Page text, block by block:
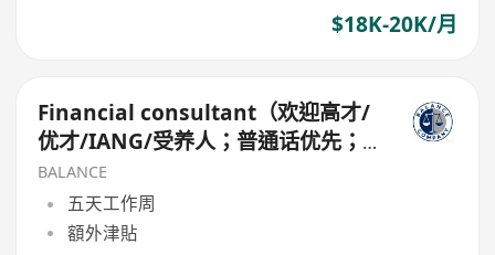
$18K-20K/月
Financial consultant（欢迎高才/
优才/IANG/受养人；普通话优先；
可转正/续签）
BALANCE
五天工作周
額外津貼